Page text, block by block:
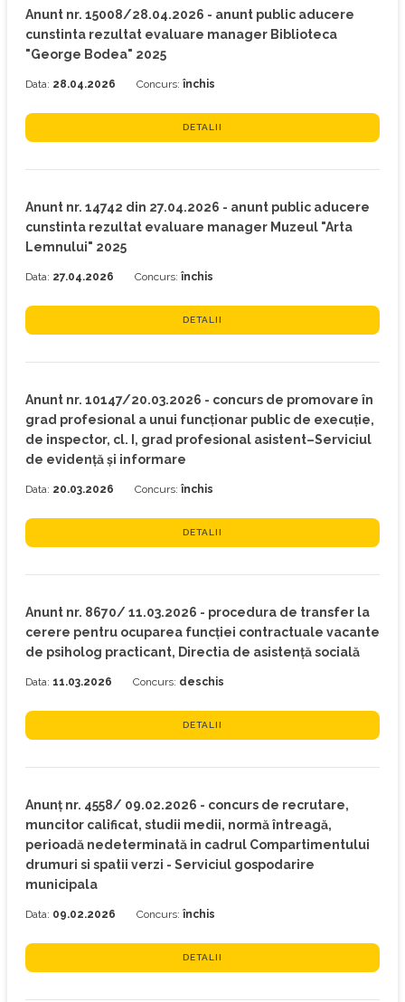
Anunt nr. 15008/28.04.2026 - anunt public aducere
cunstinta rezultat evaluare manager Biblioteca
"George Bodea" 2025
Data: 28.04.2026 Concurs: închis
DETALII
Anunt nr. 14742 din 27.04.2026 - anunt public aducere
cunstinta rezultat evaluare manager Muzeul "Arta
Lemnului" 2025
Data: 27.04.2026 Concurs: închis
DETALII
Anunt nr. 10147/20.03.2026 - concurs de promovare în
grad profesional a unui funcționar public de execuție,
de inspector, cl. I, grad profesional asistent–Serviciul
de evidență și informare
Data: 20.03.2026 Concurs: închis
DETALII
Anunt nr. 8670/ 11.03.2026 - procedura de transfer la
cerere pentru ocuparea funcției contractuale vacante
de psiholog practicant, Directia de asistență socială
Data: 11.03.2026 Concurs: deschis
DETALII
Anunț nr. 4558/ 09.02.2026 - concurs de recrutare,
muncitor calificat, studii medii, normă întreagă,
perioadă nedeterminată in cadrul Compartimentului
drumuri si spatii verzi - Serviciul gospodarire
municipala
Data: 09.02.2026 Concurs: închis
DETALII